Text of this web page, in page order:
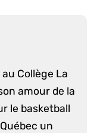
Collège La
amour de la
le basketball
un